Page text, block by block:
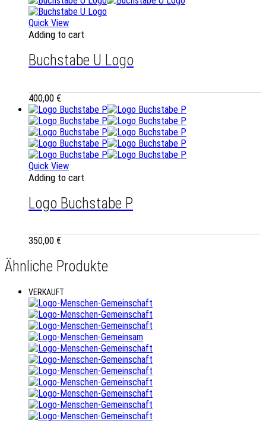
Quick View
Adding to cart
Buchstabe U Logo
400,00 €
Quick View
Adding to cart
Logo Buchstabe P
350,00 €
Ähnliche Produkte
VERKAUFT